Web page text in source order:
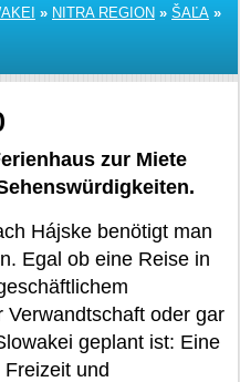
» NITRA REGION » ŠAĽA »
zur Miete
Hájske benötigt man
Egal ob eine Reise in
Verwandtschaft oder gar
geplant ist: Eine
und